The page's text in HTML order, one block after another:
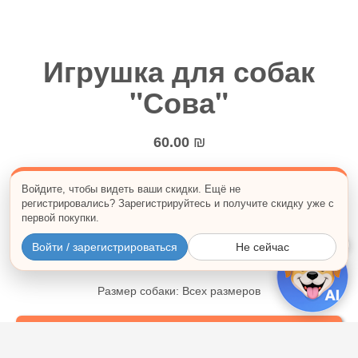
Игрушка для собак
"Сова"
60.00₪
Длина:
30 см
Размер собаки: Всех размеров
×
Войдите, чтобы видеть ваши скидки. Ещё не
регистрировались? Зарегистрируйтесь и получите скидку уже с
первой покупки.
Войти / зарегистрироваться Не сейчас